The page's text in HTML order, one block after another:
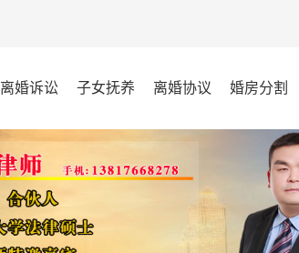
离婚诉讼 子女抚养 离婚协议 婚房分割